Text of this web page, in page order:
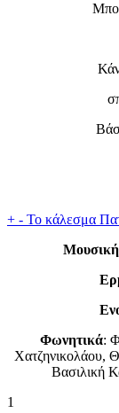
+ - Το κάλεσμα
Μουσική
Φωνητικά:
Χατζηνικολάου,
Βασιλική
1